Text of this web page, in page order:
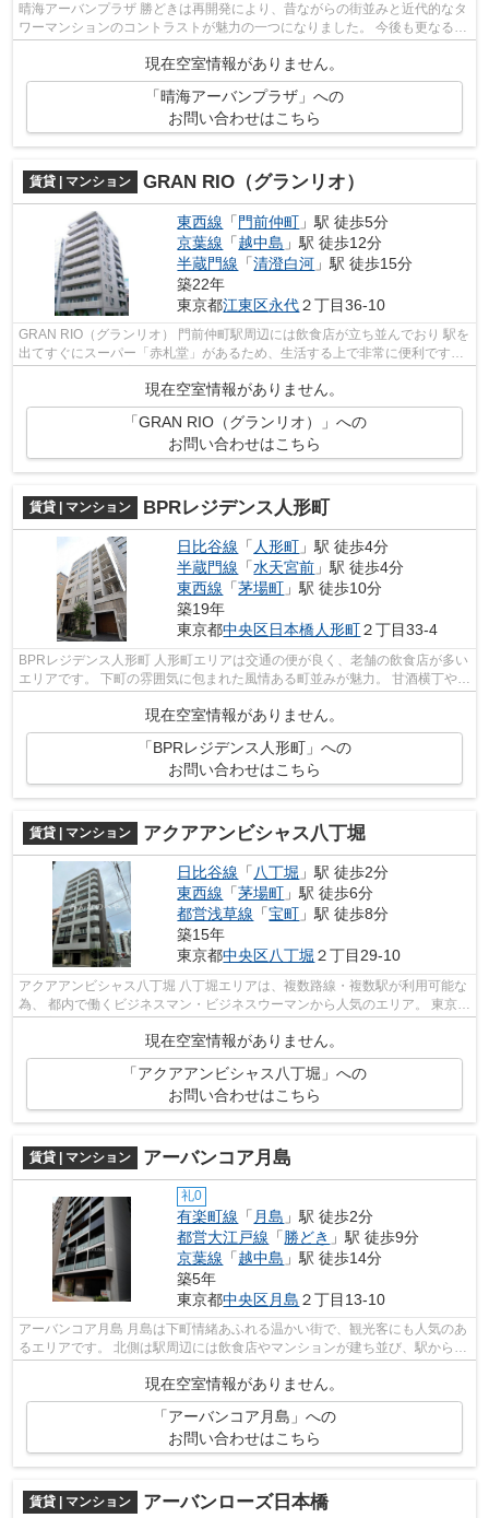
晴海アーバンプラザ 勝どきは再開発により、昔ながらの街並みと近代的なタ
ワーマンションのコントラストが魅力の一つになりました。 今後も更なる発
現在空室情報がありません。
「晴海アーバンプラザ」への
お問い合わせはこちら
賃貸 | マンション GRAN RIO（グランリオ）
東西線 「門前仲町 」駅 徒歩5分
京葉線 「越中島 」駅 徒歩12分
半蔵門線 「清澄白河 」駅 徒歩15分
築22年
東京都江東区永代２丁目36-10
GRAN RIO（グランリオ） 門前仲町駅周辺には飲食店が立ち並んでおり 駅を
出てすぐにスーパー「赤札堂」があるため、生活する上で非常に便利です。
現在空室情報がありません。
「GRAN RIO（グランリオ）」への
お問い合わせはこちら
賃貸 | マンション BPRレジデンス人形町
日比谷線 「 人形町 」駅 徒歩4分
半蔵門線 「水天宮前 」駅 徒歩4分
東西線 「茅場町 」駅 徒歩10分
築19年
東京都中央区日本橋人形町２丁目33-4
BPRレジデンス人形町 人形町エリアは交通の便が良く、老舗の飲食店が多い
エリアです。 下町の雰囲気に包まれた風情ある町並みが魅力。 甘酒横丁や、
すき焼きの今半、明治座などもあ...
現在空室情報がありません。
「BPRレジデンス人形町」への
お問い合わせはこちら
賃貸 | マンション アクアアンビシャス八丁堀
日比谷線 「 八丁堀 」駅 徒歩2分
東西線 「茅場町 」駅 徒歩6分
都営浅草線 「宝町 」駅 徒歩8分
築15年
東京都中央区八丁堀 ２丁目29-10
アクアアンビシャス八丁堀 八丁堀エリアは、複数路線・複数駅が利用可能な
為、 都内で働くビジネスマン・ビジネスウーマンから人気のエリア。 東京駅
や銀座や有楽町、築地、丸の内な...
現在空室情報がありません。
「アクアアンビシャス八丁堀」への
お問い合わせはこちら
賃貸 | マンション アーバンコア月島
礼0
有楽町線 「 月島 」駅 徒歩2分
都営大江戸線 「勝どき 」駅 徒歩9分
京葉線 「越中島 」駅 徒歩14分
築5年
東京都中央区月島 ２丁目13-10
アーバンコア月島 月島は下町情緒あふれる温かい街で、観光客にも人気のあ
るエリアです。 北側は駅周辺には飲食店やマンションが建ち並び、駅から少
現在空室情報がありません。
「アーバンコア月島」への
お問い合わせはこちら
賃貸 | マンション アーバンローズ日本橋